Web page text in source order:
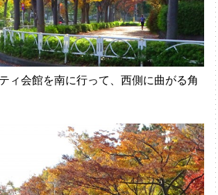
ィ会館を南に行って、西側に曲がる角